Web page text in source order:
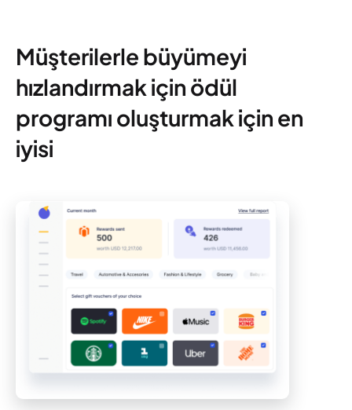
Müşterilerle büyümeyi
hızlandırmak için ödül
programı oluşturmak için en
iyisi